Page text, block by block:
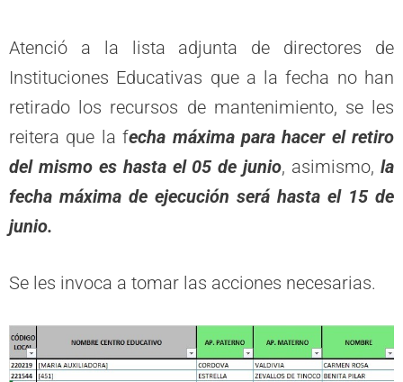
Atenció a la lista adjunta de directores de
Instituciones Educativas que a la fecha no han
retirado los recursos de mantenimiento, se les
reitera que la fecha máxima para hacer el retiro
del mismo es hasta el 05 de junio, asimismo,la
fecha máxima de ejecución será hasta el 15 de
junio.
Se les invoca a tomar las acciones necesarias.